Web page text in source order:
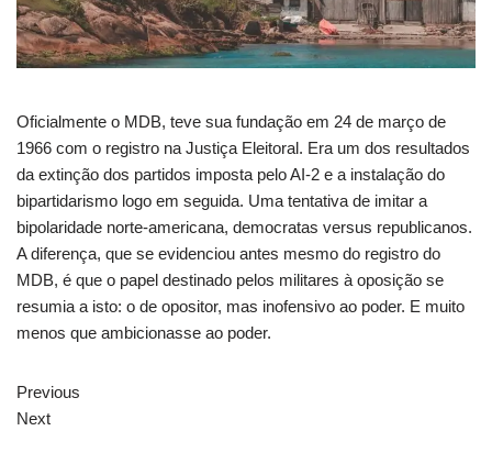
Oficialmente o MDB, teve sua fundação em 24 de março de
1966 com o registro na Justiça Eleitoral. Era um dos resultados
da extinção dos partidos imposta pelo AI-2 e a instalação do
bipartidarismo logo em seguida. Uma tentativa de imitar a
bipolaridade norte-americana, democratas versus republicanos.
A diferença, que se evidenciou antes mesmo do registro do
MDB, é que o papel destinado pelos militares à oposição se
resumia a isto: o de opositor, mas inofensivo ao poder. E muito
menos que ambicionasse ao poder.
Previous
Next